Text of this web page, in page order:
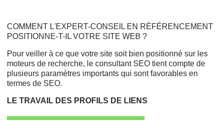
COMMENT L'EXPERT-CONSEIL EN RÉFÉRENCEMENT
POSITIONNE-T-IL VOTRE SITE WEB ?
Pour veiller à ce que votre site soit bien positionné sur les
moteurs de recherche, le consultant SEO tient compte de
plusieurs paramètres importants qui sont favorables en
termes de SEO.
LE TRAVAIL DES PROFILS DE LIENS